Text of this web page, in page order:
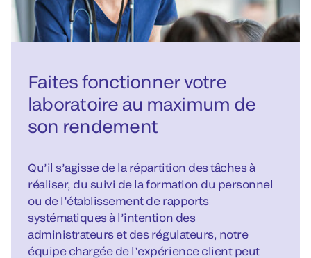
Faites fonctionner votre
laboratoire au maximum de
son rendement
Qu’il s’agisse de la répartition des tâches à
réaliser, du suivi de la formation du personnel
ou de l’établissement de rapports
systématiques à l’intention des
administrateurs et des régulateurs, notre
équipe chargée de l’expérience client peut